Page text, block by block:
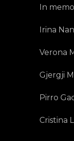
In
Irina
Verona
Gjergji
Pirro
Cristina